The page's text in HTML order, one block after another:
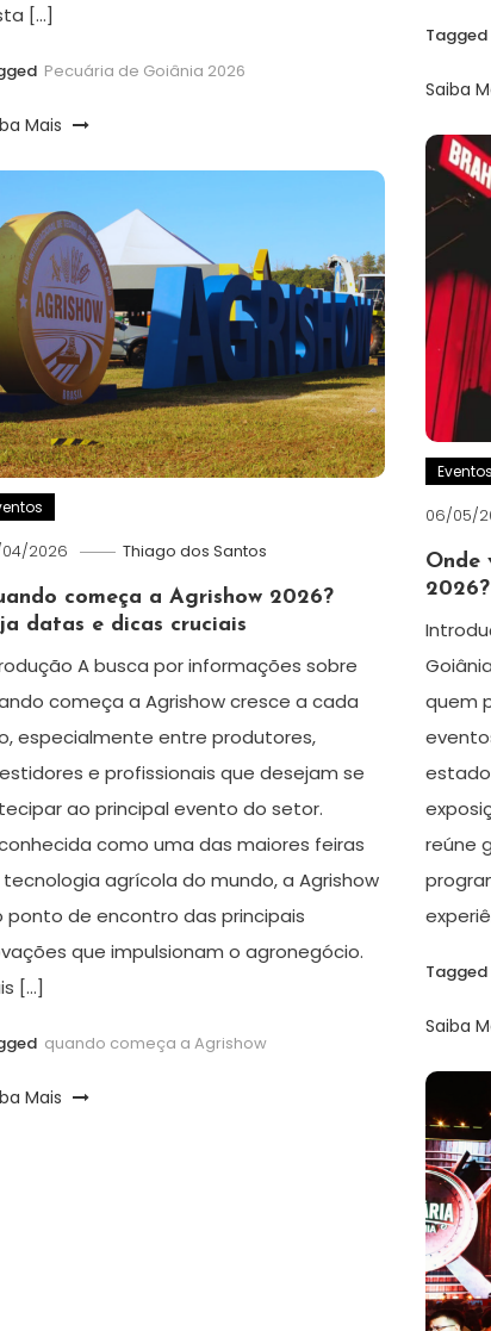
Tagged
Saiba
[…]
Pecuária de Goiânia 2026
Mais
Eventos
06/05/
Onde
quem
reúne
Tagged
Saiba
2026 Thiago dos Santos
começa a Agrishow 2026?
datas e dicas cruciais
A busca por informações sobre
começa a Agrishow cresce a cada
especialmente entre produtores,
e profissionais que desejam se
ao principal evento do setor.
como uma das maiores feiras
agrícola do mundo, a Agrishow
ponto de encontro das principais
que impulsionam o agronegócio.
[…]
quando começa a Agrishow
Mais